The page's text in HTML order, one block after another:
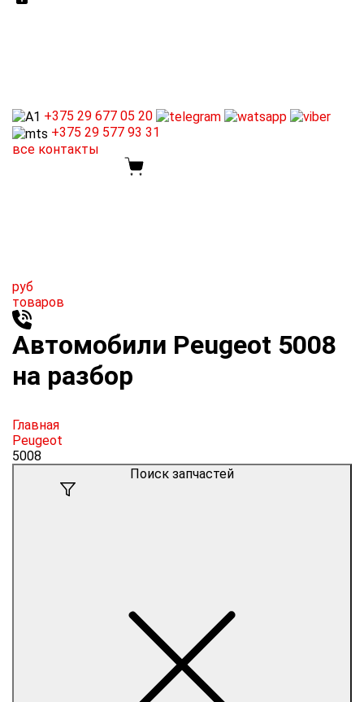
+375 29 677 05 20
+375 29 577 93 31
все контакты
руб
товаров
Автомобили Peugeot 5008
на разбор
Главная
Peugeot
5008
Поиск запчастей